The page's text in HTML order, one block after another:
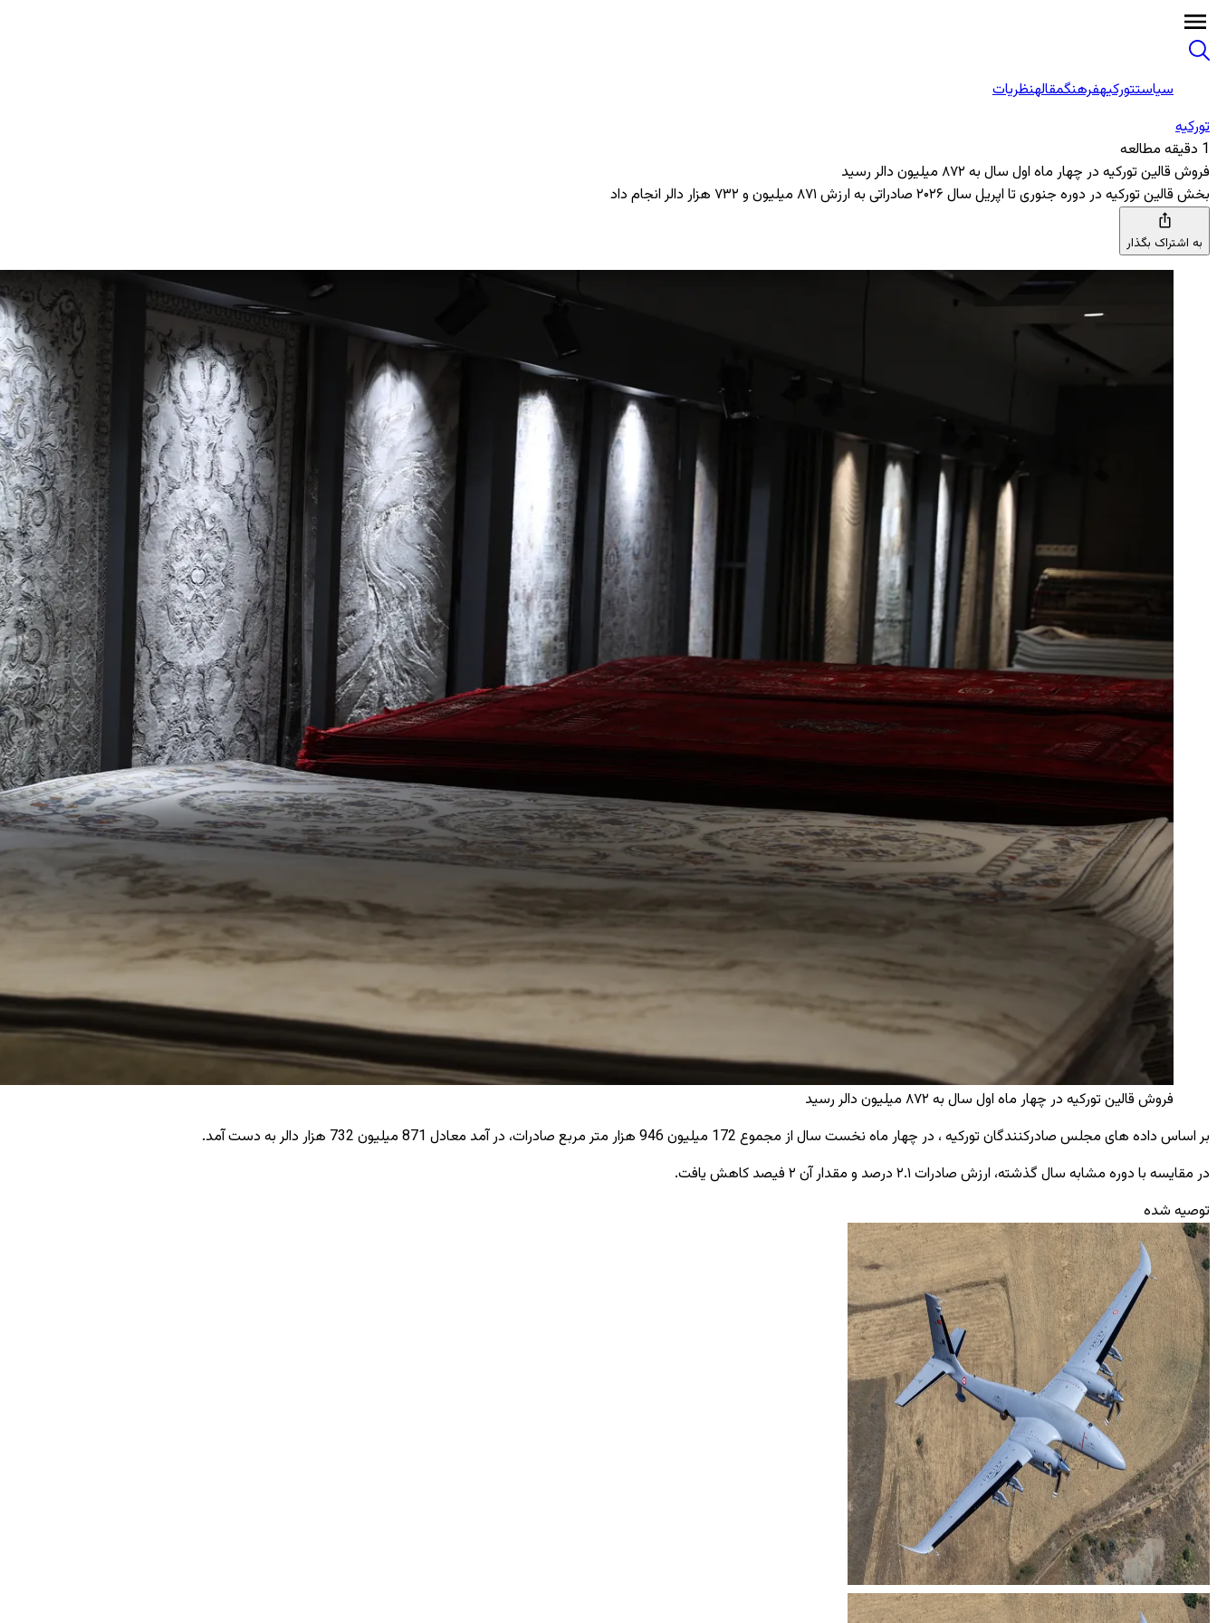
سیاستتورکیهفرهنگمقالهنظریات
تورکیه
1 دقیقه مطالعه
فروش قالین تورکیه در چهار ماه اول سال به ۸۷۲ میلیون دالر رسید
بخش قالین تورکیه در دوره جنوری تا اپریل سال ۲۰۲۶ صادراتی به ارزش ۸۷۱ میلیون و ۷۳۲ هزار دالر انجام داد
به اشتراک بگذار
فروش قالین تورکیه در چهار ماه اول سال به ۸۷۲ میلیون دالر رسید
بر اساس داده ‌های مجلس صادرکنندگان تورکیه ، در چهار ماه نخست سال از مجموع 172 میلیون 946 هزار متر مربع صادرات، در آمد معادل 871 میلیون 732 هزار دالر به‌ دست آمد.
در مقایسه با دوره مشابه سال گذشته، ارزش صادرات ۲.۱ درصد و مقدار آن ۲ فیصد کاهش یافت.
توصیه شده